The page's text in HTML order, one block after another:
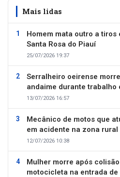
Mais lidas
Homem mata outro a tiros
Santa Rosa do Piauí
25/07/2026 19:37
Serralheiro oeirense
andaime durante trabalho
13/07/2026 16:57
Mecânico de motos que
em acidente na zona
12/07/2026 10:38
Mulher morre após
motocicleta na entrada de